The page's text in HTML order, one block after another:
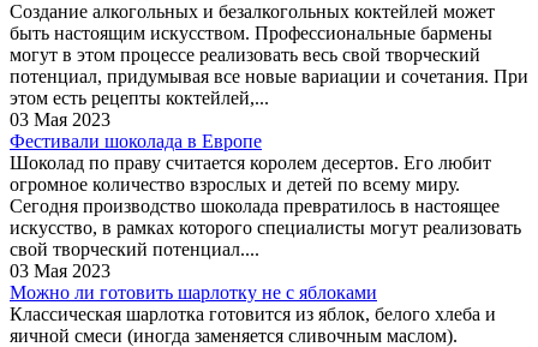
Создание алкогольных и безалкогольных коктейлей может
быть настоящим искусством. Профессиональные бармены
могут в этом процессе реализовать весь свой творческий
потенциал, придумывая все новые вариации и сочетания. При
этом есть рецепты коктейлей,...
03 Мая 2023
Фестивали шоколада в Европе
Шоколад по праву считается королем десертов. Его любит
огромное количество взрослых и детей по всему миру.
Сегодня производство шоколада превратилось в настоящее
искусство, в рамках которого специалисты могут реализовать
свой творческий потенциал....
03 Мая 2023
Можно ли готовить шарлотку не с яблоками
Классическая шарлотка готовится из яблок, белого хлеба и
яичной смеси (иногда заменяется сливочным маслом).